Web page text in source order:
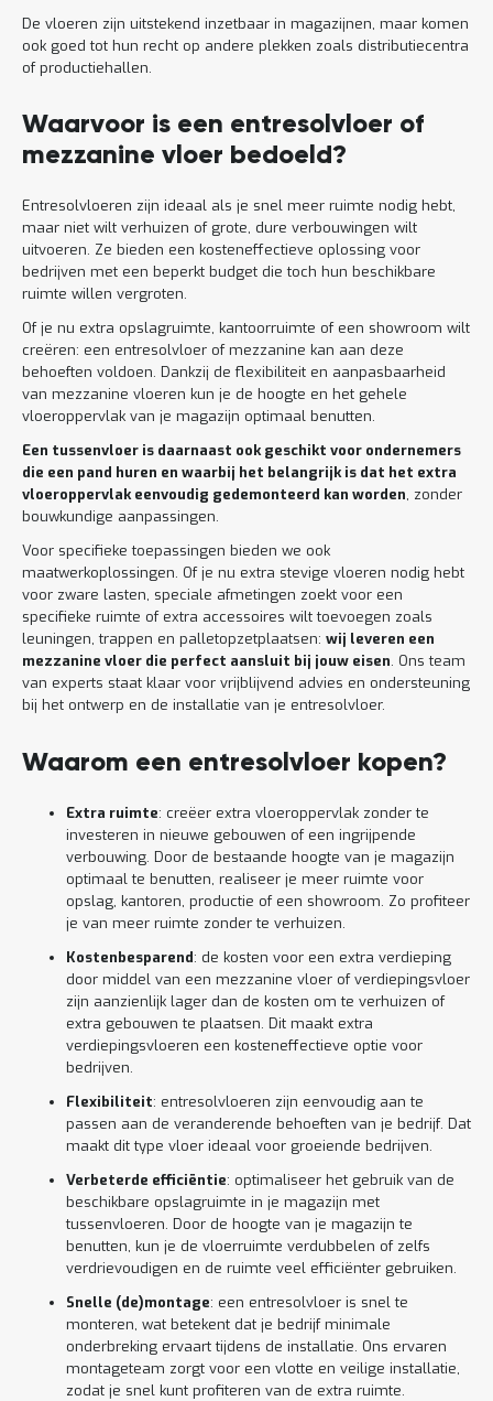
De vloeren zijn uitstekend inzetbaar in magazijnen, maar komen
ook goed tot hun recht op andere plekken zoals distributiecentra
of productiehallen.
Waarvoor is een entresolvloer of
mezzanine vloer bedoeld?
Entresolvloeren zijn ideaal als je snel meer ruimte nodig hebt,
maar niet wilt verhuizen of grote, dure verbouwingen wilt
uitvoeren. Ze bieden een kosteneffectieve oplossing voor
bedrijven met een beperkt budget die toch hun beschikbare
ruimte willen vergroten.
Of je nu extra opslagruimte, kantoorruimte of een showroom wilt
creëren: een entresolvloer of mezzanine kan aan deze
behoeften voldoen. Dankzij de flexibiliteit en aanpasbaarheid
van mezzanine vloeren kun je de hoogte en het gehele
vloeroppervlak van je magazijn optimaal benutten.
Een tussenvloer is daarnaast ook geschikt voor ondernemers
die een pand huren en waarbij het belangrijk is dat het extra
vloeroppervlak eenvoudig gedemonteerd kan worden, zonder
bouwkundige aanpassingen.
Voor specifieke toepassingen bieden we ook
maatwerkoplossingen. Of je nu extra stevige vloeren nodig hebt
voor zware lasten, speciale afmetingen zoekt voor een
specifieke ruimte of extra accessoires wilt toevoegen zoals
leuningen, trappen en palletopzetplaatsen: wij leveren een
mezzanine vloer die perfect aansluit bij jouw eisen. Ons team
van experts staat klaar voor vrijblijvend advies en ondersteuning
bij het ontwerp en de installatie van je entresolvloer.
Waarom een entresolvloer kopen?
Extra ruimte: creëer extra vloeroppervlak zonder te
investeren in nieuwe gebouwen of een ingrijpende
verbouwing. Door de bestaande hoogte van je magazijn
optimaal te benutten, realiseer je meer ruimte voor
opslag, kantoren, productie of een showroom. Zo profiteer
je van meer ruimte zonder te verhuizen.
Kostenbesparend: de kosten voor een extra verdieping
door middel van een mezzanine vloer of verdiepingsvloer
zijn aanzienlijk lager dan de kosten om te verhuizen of
extra gebouwen te plaatsen. Dit maakt extra
verdiepingsvloeren een kosteneffectieve optie voor
bedrijven.
Flexibiliteit: entresolvloeren zijn eenvoudig aan te
passen aan de veranderende behoeften van je bedrijf. Dat
maakt dit type vloer ideaal voor groeiende bedrijven.
Verbeterde efficiëntie: optimaliseer het gebruik van de
beschikbare opslagruimte in je magazijn met
tussenvloeren. Door de hoogte van je magazijn te
benutten, kun je de vloerruimte verdubbelen of zelfs
verdrievoudigen en de ruimte veel efficiënter gebruiken.
Snelle (de)montage: een entresolvloer is snel te
monteren, wat betekent dat je bedrijf minimale
onderbreking ervaart tijdens de installatie. Ons ervaren
montageteam zorgt voor een vlotte en veilige installatie,
zodat je snel kunt profiteren van de extra ruimte.